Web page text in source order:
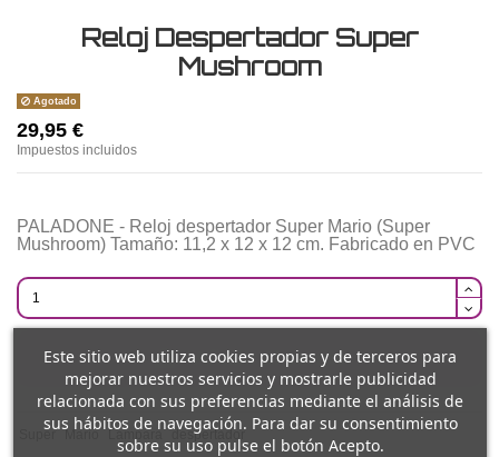
Reloj Despertador Super
Mushroom
Agotado
29,95 €
Impuestos incluidos
PALADONE - Reloj despertador Super Mario (Super
Mushroom) Tamaño: 11,2 x 12 x 12 cm. Fabricado en PVC
Añadir al carrito
Super Mario Lampara despertador
Este sitio web utiliza cookies propias y de terceros para
mejorar nuestros servicios y mostrarle publicidad
relacionada con sus preferencias mediante el análisis de
sus hábitos de navegación. Para dar su consentimiento
sobre su uso pulse el botón Acepto.